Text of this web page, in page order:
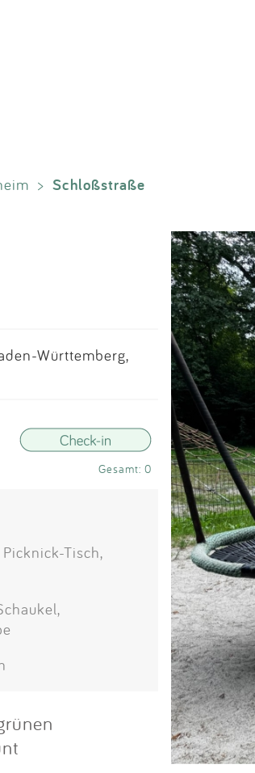
App
Blog
Partner
Kontakt
Impressum
Anmelden
> Schloßstraße
Württemberg,
Gesamt: 0
Tisch,